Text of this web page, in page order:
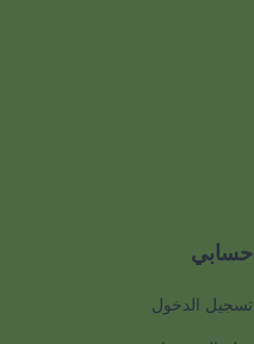
حسابي
تسجيل الدخول